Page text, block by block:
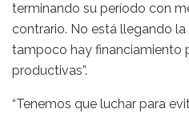
terminando su período con
contrario. No está llegando
tampoco hay financiamiento
productivas”.
“Tenemos que luchar para